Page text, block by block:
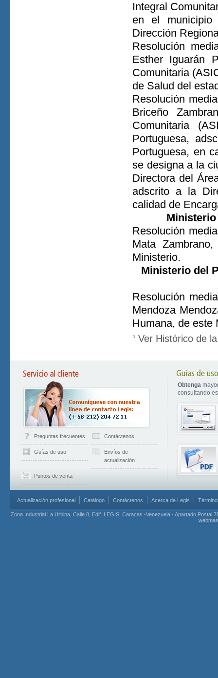
Integral
en el municipio
Dirección
Resolución
Esther Iguarán
Comunitaria
de Salud del
Resolución
Briceño
Comunitaria
Portuguesa,
Portuguesa, en
se designa a la
Directora del
adscrito a la
calidad de
Resolución
Mata
Ministerio.
Ministerio del
Resolución
Mendoza
Humana, de este
Ver Histórico de
Preguntas frecuentes Contáctenos
Guías de uso
Envíos de
actualización
Puntos de venta
Obtenga
consultando
Actualización profesional Catálogo Contáctenos Acerca de Legis
Zona Industrial La Urbina, Calle 8, Edif. LEGIS. Caracas -Venezuela - Apartado